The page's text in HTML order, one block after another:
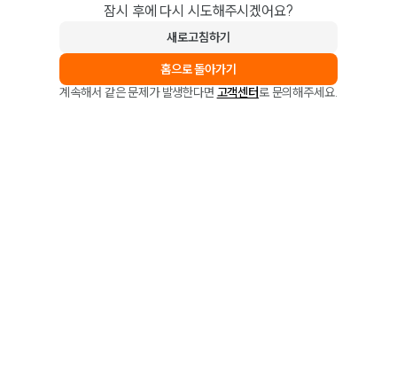
잠시 후에 다시 시도해주시겠어요?
새로고침하기
홈으로 돌아가기
계속해서 같은 문제가 발생한다면 고객센터로 문의해주세요.